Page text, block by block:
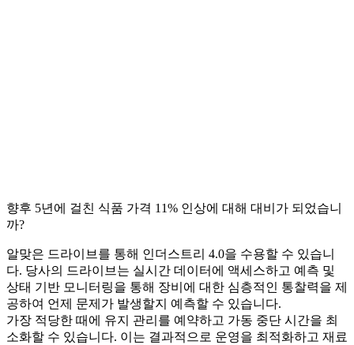
향후 5년에 걸친 식품 가격 11% 인상에 대해 대비가 되었습니
까?
알맞은 드라이브를 통해 인더스트리 4.0을 수용할 수 있습니
다. 당사의 드라이브는 실시간 데이터에 액세스하고 예측 및
상태 기반 모니터링을 통해 장비에 대한 심층적인 통찰력을 제
공하여 언제 문제가 발생할지 예측할 수 있습니다.
가장 적당한 때에 유지 관리를 예약하고 가동 중단 시간을 최
소화할 수 있습니다. 이는 결과적으로 운영을 최적화하고 재료